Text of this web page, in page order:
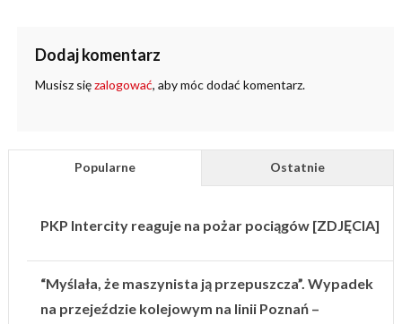
Dodaj komentarz
Musisz sięzalogować, aby móc dodać komentarz.
Popularne Ostatnie
PKP Intercity reaguje na pożar pociągów [ZDJĘCIA]
“Myślała, że maszynista ją przepuszcza”. Wypadek
na przejeździe kolejowym na linii Poznań –